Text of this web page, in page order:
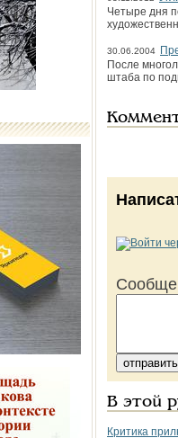
Четыре дня
30.06.2004
После
штаба по
В этой
Критика